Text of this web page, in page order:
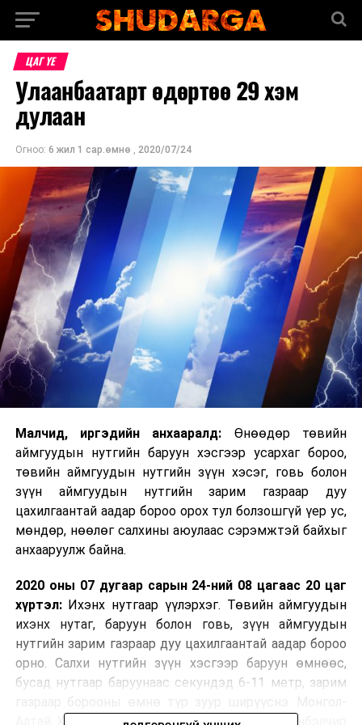
ЦАГ ҮЕ
Улаанбаатарт өдөртөө 29 хэм
дулаан
Огноо: 6 жил 1 сар.өмнө , 2020/07/24
Малчид, иргэдийн анхааралд: Өнөөдөр төвийн
аймгуудын нутгийн баруун хэсгээр усархаг бороо,
төвийн аймгуудын нутгийн зүүн хэсэг, говь болон
зүүн аймгуудын нутгийн зарим газраар дуу
цахилгаантай аадар бороо орох тул болзошгүй үер ус,
мөндөр, нөөлөг салхины аюулаас сэрэмжтэй байхыг
анхааруулж байна.
2020 оны 07 дугаар сарын 24-ний 08 цагаас 20 цаг
хүртэл:Ихэнх нутгаар үүлэрхэг. Төвийн аймгуудын
ихэнх нутаг, баруун болон говь, зүүн аймгуудын
нутгийн зарим газраар дуу цахилгаантай аадар бороо
орно. Салхи нутгийн зүүн хэсгээр баруун өмнөөс,
бусад нутгаар баруунаас секундэд 6-11 метр, зарим
Алтай, Хангай, Хөвгөлийн уулархаг нутаг, Хүрэнбэлчир